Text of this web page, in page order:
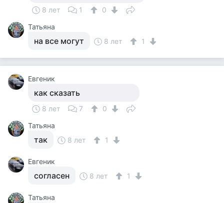
8 лет 1
0
Татьяна
на все могут 8 лет 1
Евгеник
как сказать
8 лет 7
0
Татьяна
так 8 лет 1
Евгеник
согласен 8 лет 1
Татьяна